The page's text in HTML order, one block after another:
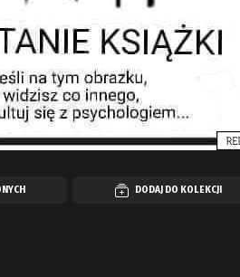
DODAJ DO KOLEKCJI